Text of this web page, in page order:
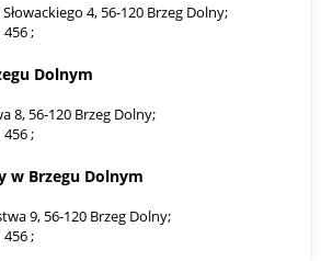
Słowackiego 4, 56-120 Brzeg Dolny;
456 ;
Dolnym
8, 56-120 Brzeg Dolny;
456 ;
w Brzegu Dolnym
9, 56-120 Brzeg Dolny;
456 ;